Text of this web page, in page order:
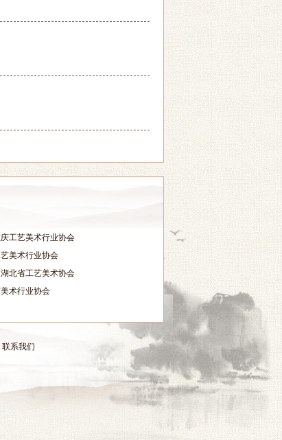
工艺美术行业协会
美术行业协会
湖北省工艺美术协会
术行业协会
联系我们